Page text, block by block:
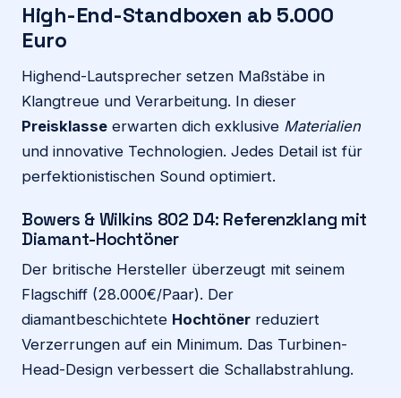
High-End-Standboxen ab 5.000
Euro
Highend-Lautsprecher setzen Maßstäbe in
Klangtreue und Verarbeitung. In dieser
Preisklasse erwarten dich exklusive Materialien
und innovative Technologien. Jedes Detail ist für
perfektionistischen Sound optimiert.
Bowers & Wilkins 802 D4: Referenzklang mit
Diamant-Hochtöner
Der britische Hersteller überzeugt mit seinem
Flagschiff (28.000€/Paar). Der
diamantbeschichtete Hochtöner reduziert
Verzerrungen auf ein Minimum. Das Turbinen-
Head-Design verbessert die Schallabstrahlung.